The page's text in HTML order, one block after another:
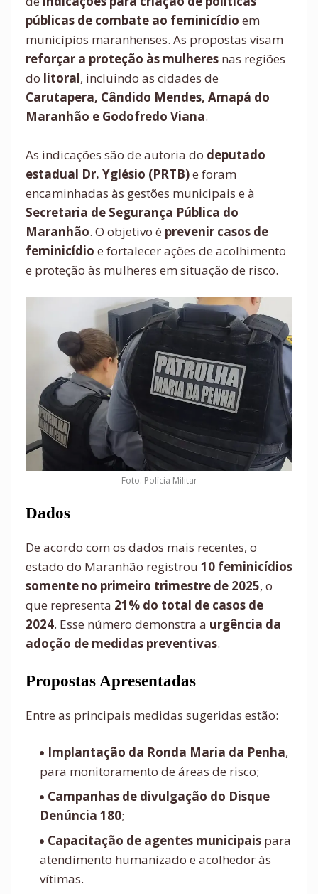
públicas de combate ao feminicídio em
municípios maranhenses. As propostas visam
reforçar a proteção às mulheres nas regiões
do litoral, incluindo as cidades de
Carutapera, Cândido Mendes, Amapá do
Maranhão e Godofredo Viana.
As indicações são de autoria do deputado
estadual Dr. Yglésio (PRTB)e foram
encaminhadas às gestões municipais e à
Secretaria de Segurança Pública do
Maranhão. O objetivo é prevenir casos de
feminicídio e fortalecer ações de acolhimento
e proteção às mulheres em situação de risco.
Foto: Polícia Militar
Dados
De acordo com os dados mais recentes, o
estado do Maranhão registrou 10 feminicídios
somente no primeiro trimestre de 2025, o
que representa 21% do total de casos de
2024. Esse número demonstra a urgência da
adoção de medidas preventivas.
Propostas Apresentadas
Entre as principais medidas sugeridas estão:
Implantação da Ronda Maria da Penha,
para monitoramento de áreas de risco;
Campanhas de divulgação do Disque
Denúncia 180;
Capacitação de agentes municipais para
atendimento humanizado e acolhedor às
vítimas.